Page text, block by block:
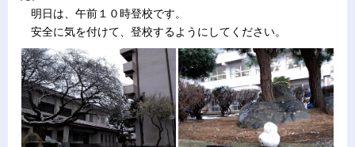
明日は、午前１０時登校です。
安全に気を付けて、登校するようにしてください。